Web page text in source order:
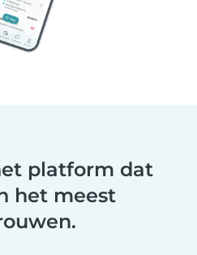
platform dat
het meest